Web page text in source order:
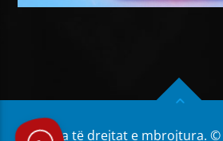
Të gjitha të drejtat e mbrojtura. ©